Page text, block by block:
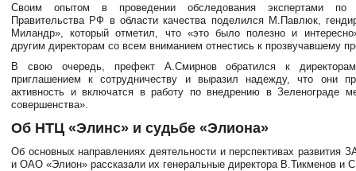
Своим опытом в проведении обследования экспертами по
Правительства РФ в области качества поделился М.Павлюк,
Миландр», который отметил, что «это было полезно и
другим директорам со всем вниманием отнестись к прозвучавшему
В свою очередь, префект А.Смирнов обратился к
приглашением к сотрудничеству и выразил надежду, что они
активность и включатся в работу по внедрению в Зеленограде
совершенства».
Об НТЦ «Элинс» и судьбе «Элиона»
Об основных направлениях деятельности и перспективах развития
и ОАО «Элион» рассказали их генеральные директора В.Тикменов и